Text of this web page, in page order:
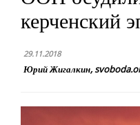
керченский
29.11.2018
Юрий Жигалкин,